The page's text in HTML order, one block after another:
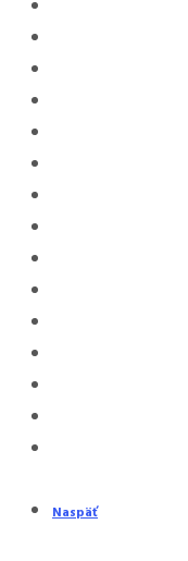
Naspäť